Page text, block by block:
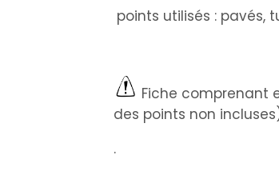
points utilisés : pavés,
Fiche comprenant
des points non
.